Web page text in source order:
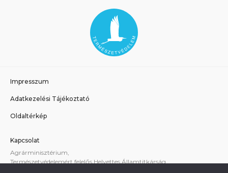
Impresszum
Adatkezelési Tájékoztató
Oldaltérkép
Kapcsolat
Agrárminisztérium,
Természetvédelemért felelős Helyettes Államtitkárság